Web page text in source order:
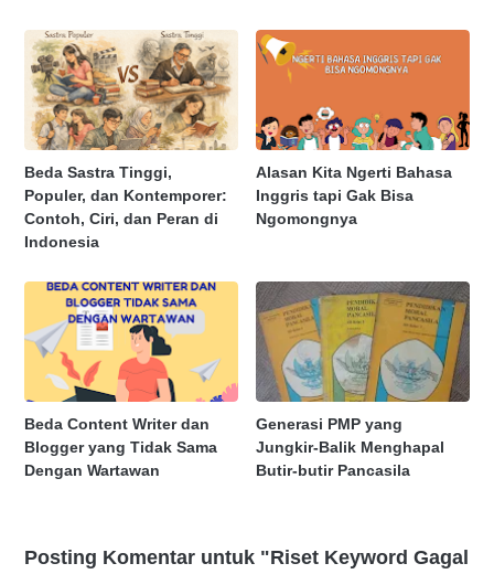
Beda Sastra Tinggi,
Populer, dan Kontemporer:
Contoh, Ciri, dan Peran di
Indonesia
Alasan Kita Ngerti Bahasa
Inggris tapi Gak Bisa
Ngomongnya
Beda Content Writer dan
Blogger yang Tidak Sama
Dengan Wartawan
Generasi PMP yang
Jungkir-Balik Menghapal
Butir-butir Pancasila
Posting Komentar untuk "Riset Keyword Gagal